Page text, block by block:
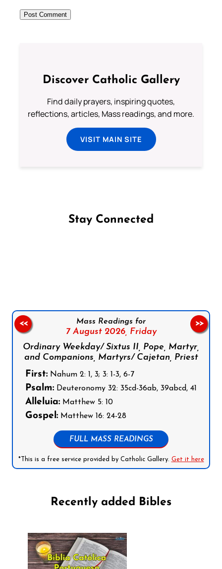
Discover Catholic Gallery
Find daily prayers, inspiring quotes,
reflections, articles, Mass readings, and more.
VISIT MAIN SITE
Stay Connected
Mass Readings for
7 August 2026, Friday
Ordinary Weekday/ Sixtus II, Pope, Martyr,
and Companions, Martyrs/ Cajetan, Priest
First: Nahum 2: 1, 3; 3: 1-3, 6-7
Psalm: Deuteronomy 32: 35cd-36ab, 39abcd, 41
Alleluia: Matthew 5: 10
Gospel: Matthew 16: 24-28
FULL MASS READINGS
*This is a free service provided by Catholic Gallery. Get it here
<< >>
Recently added Bibles